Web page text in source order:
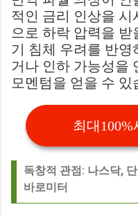
적인 금리 인상을 시
으로 하락 압력을 받
기 침체 우려를 반
거나 인하 가능성을
모멘텀을 얻을 수 있
최대
독창적 관점: 나스닥,
바로미터